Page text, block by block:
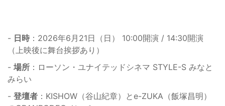
- 日時：2026年6月21日（日） 10:00開演 / 14:30開演
（上映後に舞台挨拶あり）
- 場所 ：ローソン・ユナイテッドシネマ STYLE-S みなと
みらい
- 登壇者 ：KISHOW（谷山紀章）とe-ZUKA（飯塚昌明）